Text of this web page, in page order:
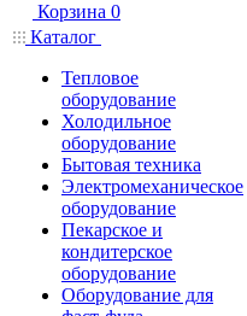
Корзина 0
Каталог
Тепловое
оборудование
Холодильное
оборудование
Бытовая техника
Электромеханическое
оборудование
Пекарское и
кондитерское
оборудование
Оборудование для